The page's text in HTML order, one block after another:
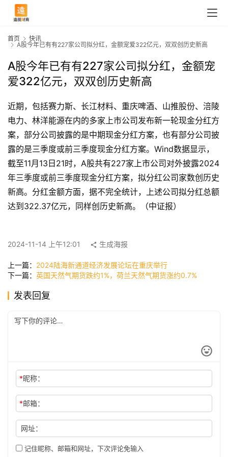
首
页
讯
司
科
首页
快讯
A股今年已有有227家公司拟分红，金额宠爱322亿元，双双创历史新高
A股今年已有有227家公司拟分红，金额宠
爱322亿元，双双创历史新高
近期，包括赛力斯、长江材料、重庆啤酒、山推股份、涪陵
电力、林洋能源在内的多家上市公司发布新一轮现金分红方
案，部分公司披露的是中期现金分红方案，也有部分公司披
露的是三季度或前三季度现金分红方案。Wind数据显示，
截至11月13日21时，A股共有227家上市公司对外披露2024
年三季度或前三季度现金分红方案，拟分红公司家数创历史
新高。分红金额方面，据不完全统计，上述公司拟分红总额
达到322.37亿元，同样创历史新高。（中证报）
2024-11-14 上午12:01 生成海报
上一篇： 2024陆海新通道经济发展论坛在重庆举行
下一篇： 英国天然气期货跌约1%，荷兰天然气期货涨约0.7%
发表回复
*昵称：
*邮箱：
网址：
记住昵称、邮箱和网址，下次评论免输入